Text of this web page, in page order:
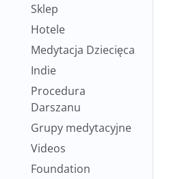
Sklep
Hotele
Medytacja Dziecięca
Indie
Procedura
Darszanu
Grupy medytacyjne
Videos
Foundation